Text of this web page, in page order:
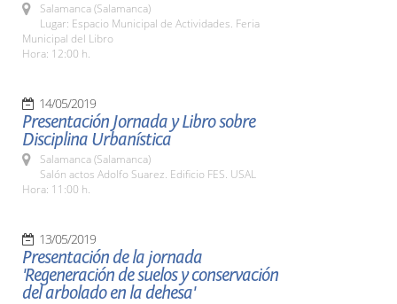
Salamanca (Salamanca)
Lugar: Espacio Municipal de Actividades. Feria
Municipal del Libro
Hora: 12:00 h.
14/05/2019
Presentación Jornada y Libro sobre
Disciplina Urbanística
Salamanca (Salamanca)
Salón actos Adolfo Suarez. Edificio FES. USAL
Hora: 11:00 h.
13/05/2019
Presentación de la jornada
'Regeneración de suelos y conservación
del arbolado en la dehesa'